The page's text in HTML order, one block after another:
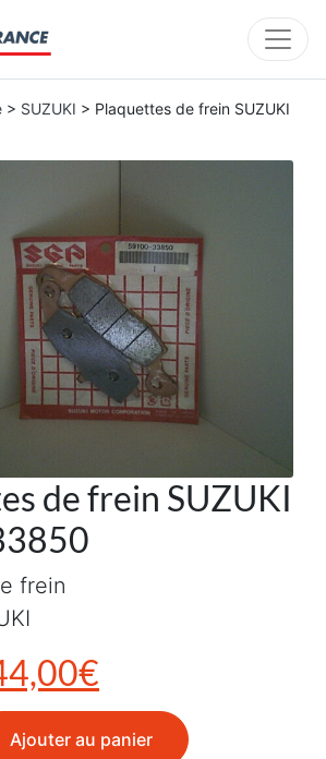
> SUZUKI > Plaquettes de frein SUZUKI
de frein SUZUKI
prix initial était :
€
frein
de frein SUZUKI 59100-33850
Ajouter au panier